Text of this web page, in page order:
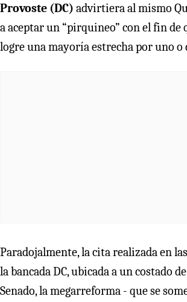
Provoste (DC) advirtiera al mismo
a aceptar un “pirquineo” con el fin de
logre una mayoría estrecha por uno o
Paradojalmente, la cita realizada en
la bancada DC, ubicada a un costado
Senado, la megarreforma - que se